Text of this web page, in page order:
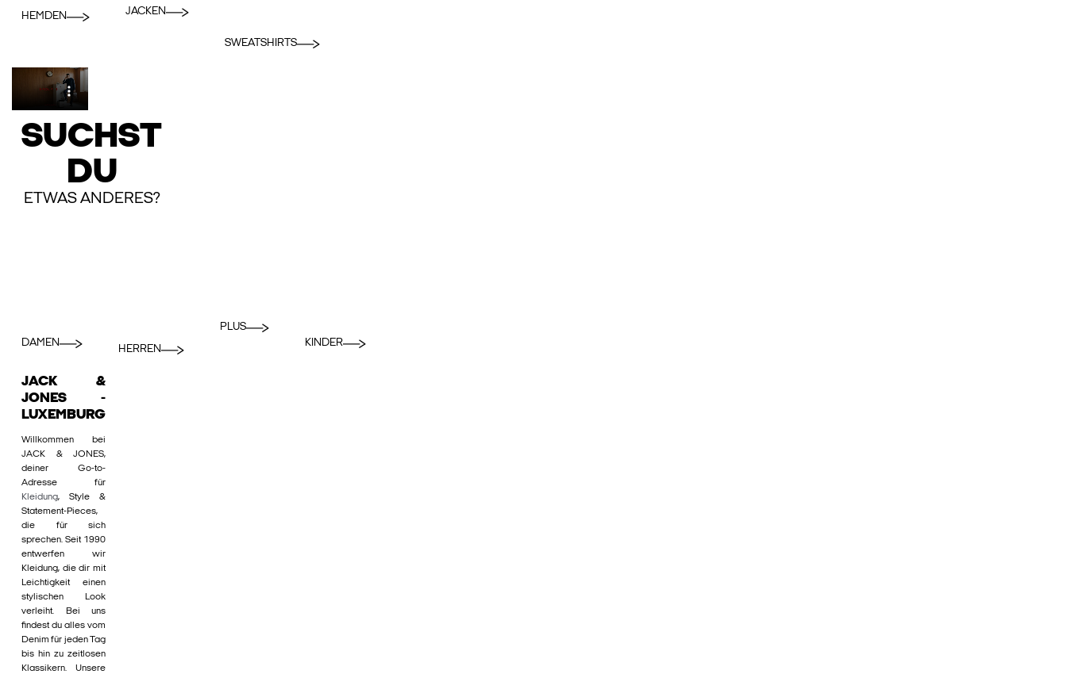
HEMDEN JACKEN
SWEATSHIRTS
SUCHST
DU
ETWAS ANDERES?
DAMEN
HERREN
PLUS
KINDER
JACK &
JONES -
LUXEMBURG
Willkommen bei
JACK & JONES,
deiner Go-to-
Adresse für
Kleidung, Style &
Statement-Pieces,
die für sich
sprechen. Seit 1990
entwerfen wir
Kleidung, die dir mit
Leichtigkeit einen
stylischen Look
verleiht. Bei uns
findest du alles vom
Denim für jeden Tag
bis hin zu zeitlosen
Klassikern. Unsere